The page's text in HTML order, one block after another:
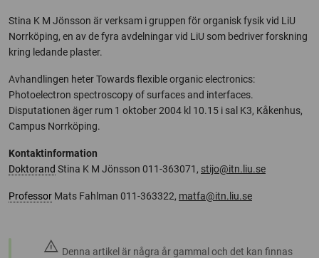
Stina K M Jönsson är verksam i gruppen för organisk fysik vid LiU
Norrköping, en av de fyra avdelningar vid LiU som bedriver forskning
kring ledande plaster.
Avhandlingen heter Towards flexible organic electronics:
Photoelectron spectroscopy of surfaces and interfaces.
Disputationen äger rum 1 oktober 2004 kl 10.15 i sal K3, Kåkenhus,
Campus Norrköping.
Kontaktinformation
Doktorand Stina K M Jönsson 011-363071, stijo@itn.liu.se
Professor Mats Fahlman 011-363322, matfa@itn.liu.se
warning Denna artikel är några år gammal och det kan finnas